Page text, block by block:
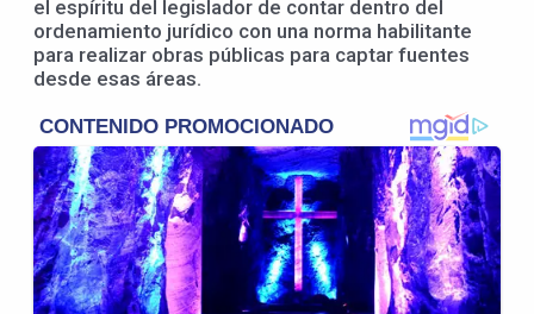
el espíritu del legislador de contar dentro del
ordenamiento jurídico con una norma habilitante
para realizar obras públicas para captar fuentes
desde esas áreas.